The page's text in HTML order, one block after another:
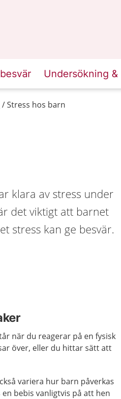
Undersökning
Stress hos barn
klara av stress under
det viktigt att barnet
stress kan ge besvär.
när du reagerar på en fysisk
över, eller du hittar sätt att
variera hur barn påverkas
bebis vanligtvis på att hen